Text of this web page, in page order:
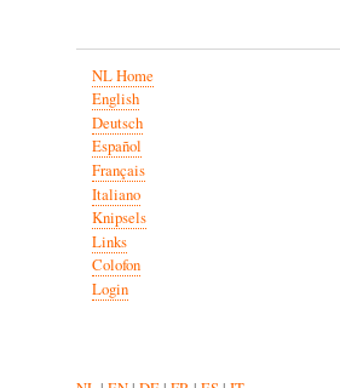
NL Home
English
Deutsch
Español
Français
Italiano
Knipsels
Links
Colofon
Login